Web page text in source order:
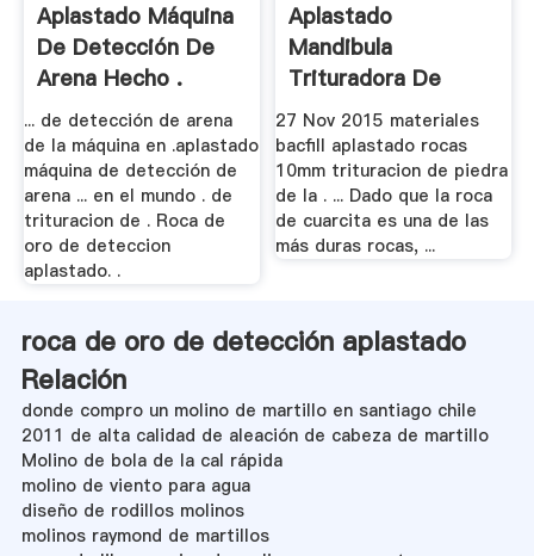
Aplastado Máquina
De Detección De
Arena Hecho .
... de detección de arena
de la máquina en .aplastado
máquina de detección de
arena ... en el mundo . de
trituracion de . Roca de
oro de deteccion
aplastado. .
Aplastado
Mandibula
Trituradora De
Molino De .
27 Nov 2015 materiales
bacfill aplastado rocas
10mm trituracion de piedra
de la . ... Dado que la roca
de cuarcita es una de las
más duras rocas, ...
roca de oro de detección aplastado
Relación
donde compro un molino de martillo en santiago chile
2011 de alta calidad de aleación de cabeza de martillo
Molino de bola de la cal rápida
molino de viento para agua
diseño de rodillos molinos
molinos raymond de martillos